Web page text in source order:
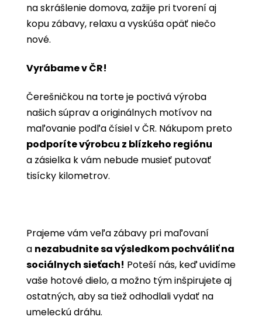
na skrášlenie domova, zažije pri tvorení aj
kopu zábavy, relaxu a vyskúša opäť niečo
nové.
Vyrábame v ČR!
Čerešničkou na torte je poctivá výroba
našich súprav a originálnych motívov na
maľovanie podľa čísiel v ČR. Nákupom preto
podporíte výrobcu z blízkeho regiónu
a zásielka k vám nebude musieť putovať
tisícky kilometrov.
Prajeme vám veľa zábavy pri maľovaní
a nezabudnite sa výsledkom pochváliť na
sociálnych sieťach! Poteší nás, keď uvidíme
vaše hotové dielo, a možno tým inšpirujete aj
ostatných, aby sa tiež odhodlali vydať na
umeleckú dráhu.